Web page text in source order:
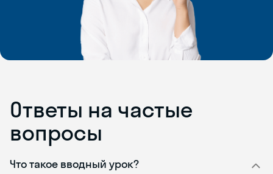
Ответы на частые
вопросы
Что такое вводный урок?